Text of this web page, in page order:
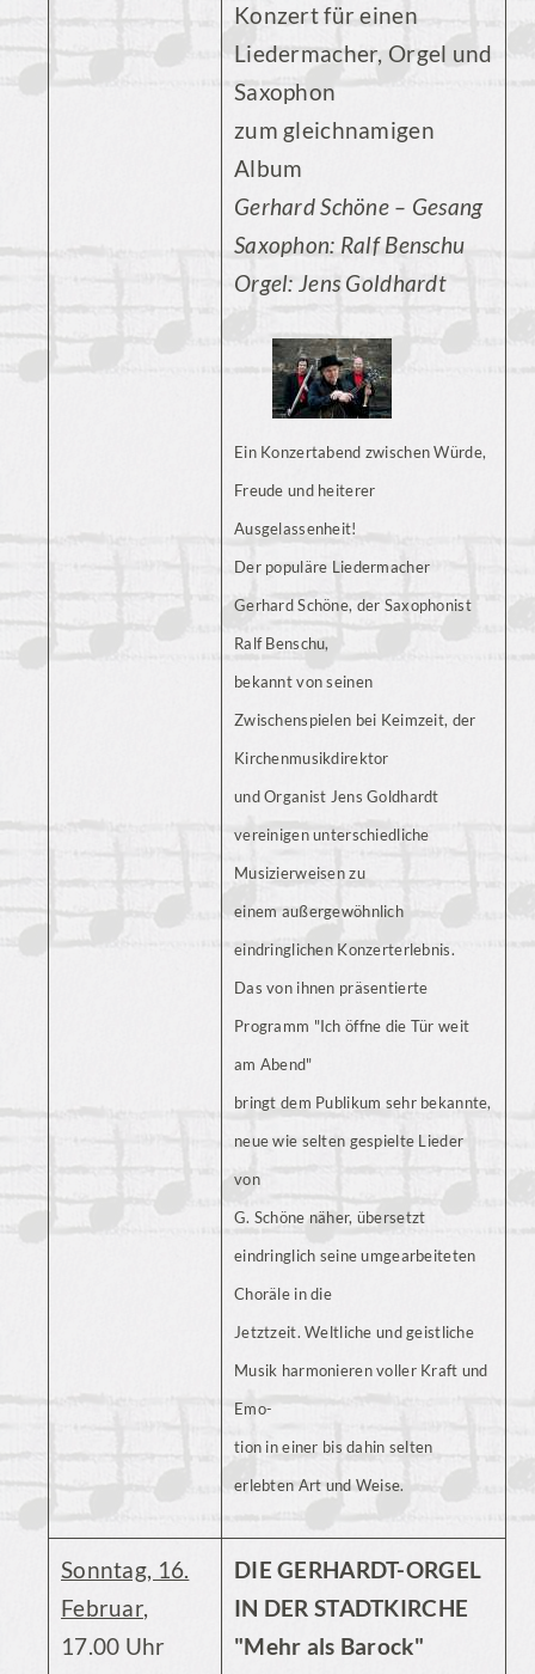
Konzert für einen
Liedermacher, Orgel und
Saxophon
zum gleichnamigen
Album
Gerhard Schöne – Gesang
Saxophon: Ralf Benschu
Orgel: Jens Goldhardt
Ein Konzertabend zwischen Würde,
Freude und heiterer
Ausgelassenheit!
Der populäre Liedermacher
Gerhard Schöne, der Saxophonist
Ralf Benschu,
bekannt von seinen
Zwischenspielen bei Keimzeit, der
Kirchenmusikdirektor
und Organist Jens Goldhardt
vereinigen unterschiedliche
Musizierweisen zu
einem außergewöhnlich
eindringlichen Konzerterlebnis.
Das von ihnen präsentierte
Programm "Ich öffne die Tür weit
am Abend"
bringt dem Publikum sehr bekannte,
neue wie selten gespielte Lieder
von
G. Schöne näher, übersetzt
eindringlich seine umgearbeiteten
Choräle in die
Jetztzeit. Weltliche und geistliche
Musik harmonieren voller Kraft und
Emo-
tion in einer bis dahin selten
erlebten Art und Weise.
Sonntag, 16.
Februar,
17.00 Uhr
DIE GERHARDT-ORGEL
IN DER STADTKIRCHE
"Mehr als Barock"